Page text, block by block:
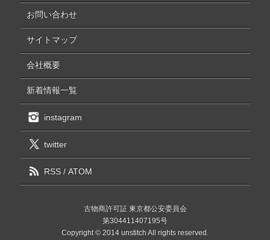
お問い合わせ
サイトマップ
会社概要
新着情報一覧
instagram
twitter
RSS/ ATOM
古物商許可証 東京都公安委員会
第304411407195号
Copyright © 2014 unstitch All rights reserved.